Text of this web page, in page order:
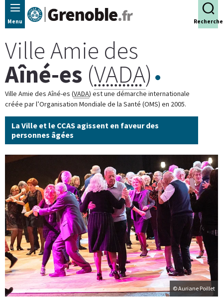
Panneau de gestion des cookies
Menu Recherche
© Auriane Poillet
Ville Amie des
Aîné-es (VADA)
Ville Amie des Aîné-es (VADA) est une démarche internationale
créée par l’Organisation Mondiale de la Santé (OMS) en 2005.
La Ville et le CCAS agissent en faveur des
personnes âgées